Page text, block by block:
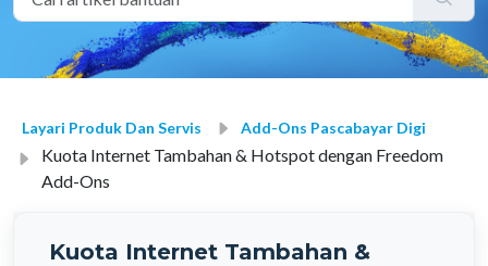
Layari Produk Dan Servis Add-Ons Pascabayar Digi
Kuota Internet Tambahan & Hotspot dengan Freedom
Add-Ons
Kuota Internet Tambahan &